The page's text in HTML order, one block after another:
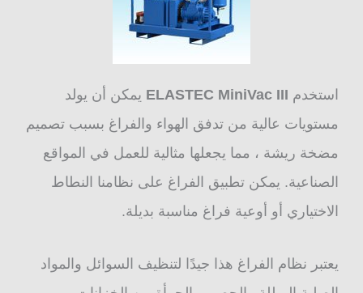
استخدم ELASTEC MiniVac III يمكن أن يولد
مستويات عالية من تدفق الهواء والفراغ بسبب تصميم
مضخة ريشة ، مما يجعلها مثالية للعمل في المواقع
الصناعية. يمكن تطبيق الفراغ على نظامنا النطاط
الاختياري أو أوعية فراغ مناسبة بديلة.
يعتبر نظام الفراغ هذا جيدًا لتنظيف السوائل والمواد